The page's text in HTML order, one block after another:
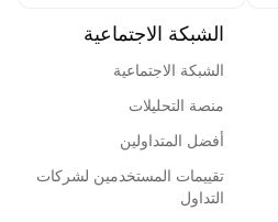
الشبكة الاجتماعية
الشبكة الاجتماعية
منصة التحليلات
أفضل المتداولين
تقييمات المستخدمين لشركات
التداول